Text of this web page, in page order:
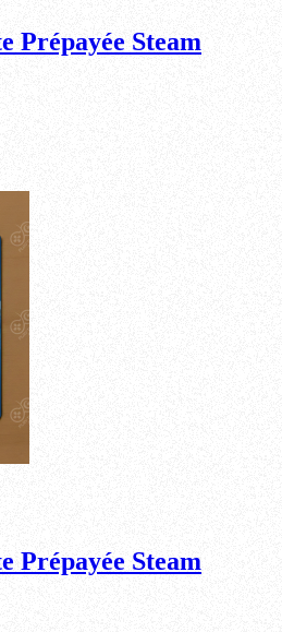
Prépayée Steam
Prépayée Steam